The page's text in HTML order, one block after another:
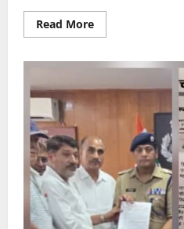
Read MoreRead
more
दीक्षा,ध्यान
व
भारतीय
संस्कृति
हैं
करौली
शंकर
महादेव:मुखिया
महंत
भगतराम
जी
महाराज